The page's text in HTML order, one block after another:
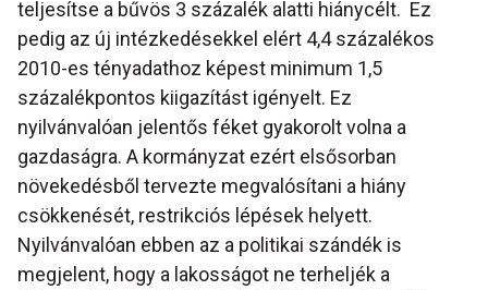
teljesítse a bűvös 3 százalék alatti hiánycélt. Ez
pedig az új intézkedésekkel elért 4,4 százalékos
2010-es tényadathoz képest minimum 1,5
százalékpontos kiigazítást igényelt. Ez
nyilvánvalóan jelentős féket gyakorolt volna a
gazdaságra. A kormányzat ezért elsősorban
növekedésből tervezte megvalósítani a hiány
csökkenését, restrikciós lépések helyett.
Nyilvánvalóan ebben az a politikai szándék is
megjelent, hogy a lakosságot ne terheljék a